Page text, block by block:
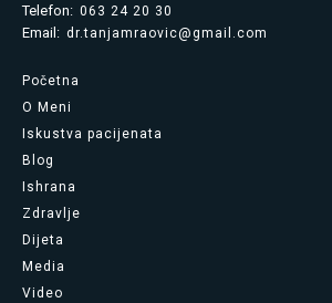
Telefon: 063 24 20 30
Email: dr.tanjamraovic@gmail.com
Početna
O Meni
Iskustva pacijenata
Blog
Ishrana
Zdravlje
Dijeta
Media
Video